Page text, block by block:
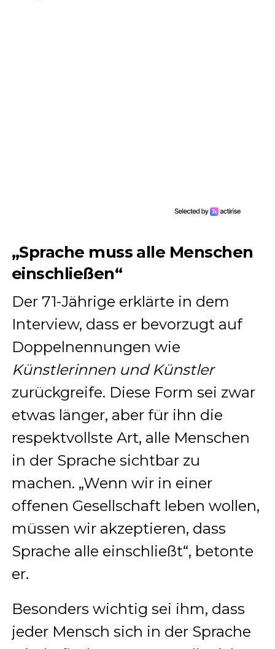
„Sprache muss alle Menschen
einschließen“
Der 71-Jährige erklärte in dem
Interview, dass er bevorzugt auf
Doppelnennungen wie
Künstlerinnen und Künstler
zurückgreife. Diese Form sei zwar
etwas länger, aber für ihn die
respektvollste Art, alle Menschen
in der Sprache sichtbar zu
machen. „Wenn wir in einer
offenen Gesellschaft leben wollen,
müssen wir akzeptieren, dass
Sprache alle einschließt“, betonte
er.
Besonders wichtig sei ihm, dass
jeder Mensch sich in der Sprache